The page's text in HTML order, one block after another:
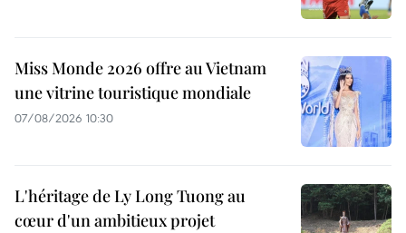
Miss Monde 2026 offre au Vietnam
une vitrine touristique mondiale
07/08/2026 10:30
L'héritage de Ly Long Tuong au
cœur d'un ambitieux projet